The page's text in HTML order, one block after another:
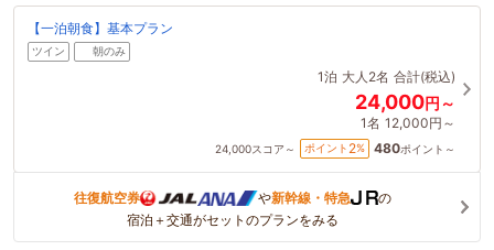
【一泊朝食】基本プラン
ツイン 朝のみ
1泊 大人2名 合計(税込)
24,000円～
1名 12,000円～
24,000スコア～ ポイント 2% 480ポイント～
往復航空券 や新幹線・特急
の
宿泊＋交通がセットのプランをみる